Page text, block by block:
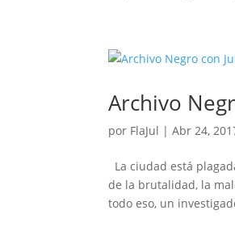
Archivo
por FlaJul |Abr 24,
La ciudad está
de la brutalidad, la
todo eso, un